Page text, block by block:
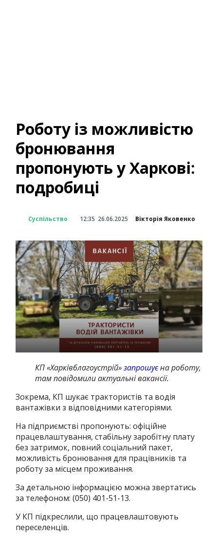
Роботу із можливістю
бронювання
пропонують у Харкові:
подробиці
Суспільство 12:35 26.06.2025 Вікторія Яковенко
КП «Харківблагоустрій»запрошуєна роботу,
там повідомили актуальні вакансії.
Зокрема, КП шукає трактористів та водія
вантажівки з відповідними категоріями.
На підприємстві пропонують: офіційне
працевлаштування, стабільну заробітну плату
без затримок, повний соціальний пакет,
можливість бронювання для працівників та
роботу за місцем проживання.
За детальною інформацією можна звертатись
за телефоном: (050) 401-51-13.
У КП підкреслили, що працевлаштовують
переселенців.